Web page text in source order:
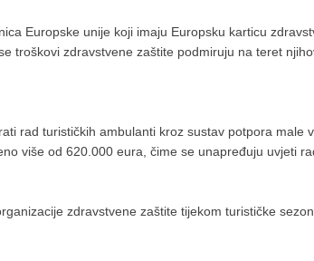
Europske unije koji imaju Europsku karticu
troškovi zdravstvene zaštite podmiruju na teret
rad turističkih ambulanti kroz sustav potpora male
više od 620.000 eura, čime se unapređuju uvjeti
zdravstvene zaštite tijekom turističke